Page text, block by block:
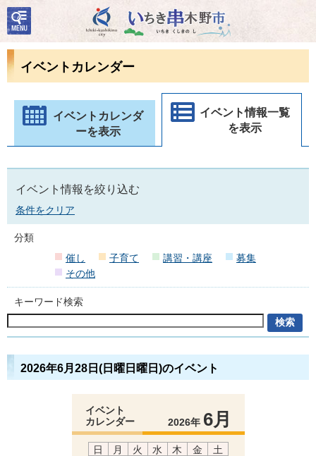
いちき串木野市
検
索・
共通
ューイベントカレンダー
イベントカレンダ
ーを表示
イベント情報一覧
を表示
イベント情報を絞り込む
条件をクリア
分類
催し
子育て 講習・講座
募集
その他
キーワード検索
2026年6月28日(日曜日曜日)のイベント
イベント
カレンダー
2026年 6月
日 月 火 水 木 金
土